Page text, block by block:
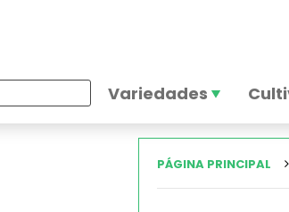
Variedades
PÁGINA PRINCIPAL